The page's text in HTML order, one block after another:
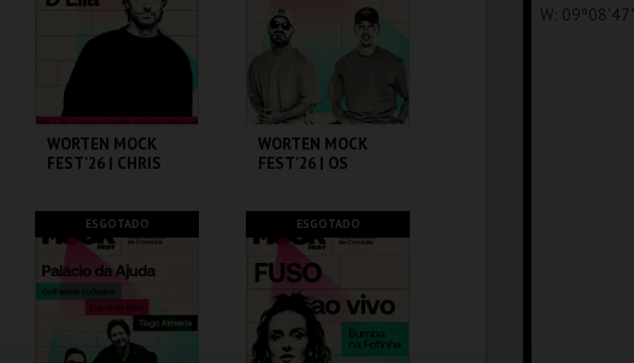
WORTEN MOCK
FEST'26 | CHRIS
CINEMA SÃO JORGE .
MAIS INFO
COMPRAR
WORTEN MOCK
FEST'26 | OS
CINEMA SÃO JORGE .
MAIS INFO
COMPRAR
ESGOTADO ESGOTADO
W: 09º08'47"